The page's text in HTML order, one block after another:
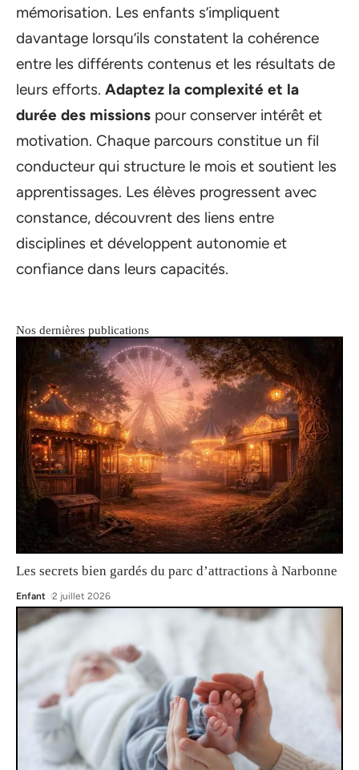
mémorisation. Les enfants s’impliquent
davantage lorsqu’ils constatent la cohérence
entre les différents contenus et les résultats de
leurs efforts. Adaptez la complexité et la
durée des missions pour conserver intérêt et
motivation. Chaque parcours constitue un fil
conducteur qui structure le mois et soutient les
apprentissages. Les élèves progressent avec
constance, découvrent des liens entre
disciplines et développent autonomie et
confiance dans leurs capacités.
Nos dernières publications
Les secrets bien gardés du parc d’attractions à Narbonne
Enfant 2 juillet 2026